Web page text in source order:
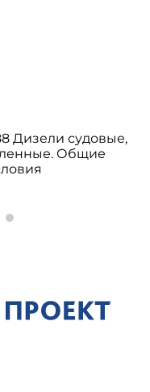
Дизели судовые,
Общие